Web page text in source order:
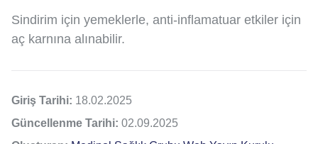
Sindirim için yemeklerle, anti-inflamatuar etkiler için
aç karnına alınabilir.
Giriş Tarihi: 18.02.2025
Güncellenme Tarihi: 02.09.2025